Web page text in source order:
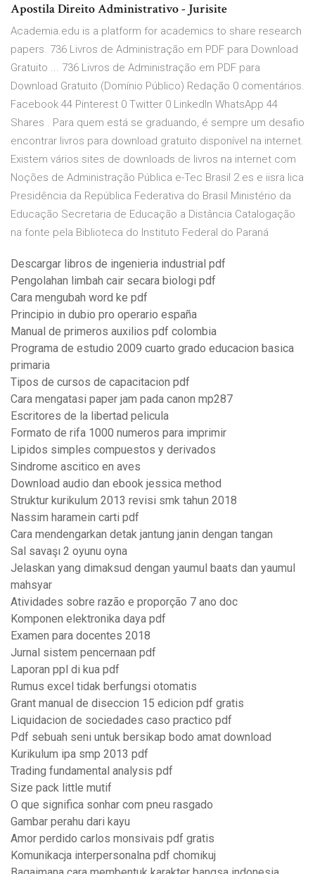
Apostila Direito Administrativo - Jurisite
Academia.edu is a platform for academics to share research
papers. 736 Livros de Administração em PDF para Download
Gratuito ... 736 Livros de Administração em PDF para
Download Gratuito (Domínio Público) Redação 0 comentários.
Facebook 44 Pinterest 0 Twitter 0 LinkedIn WhatsApp 44
Shares . Para quem está se graduando, é sempre um desafio
encontrar livros para download gratuito disponível na internet.
Existem vários sites de downloads de livros na internet com
Noções de Administração Pública e-Tec Brasil 2 es e iisra lica
Presidência da República Federativa do Brasil Ministério da
Educação Secretaria de Educação a Distância Catalogação
na fonte pela Biblioteca do Instituto Federal do Paraná
Descargar libros de ingenieria industrial pdf
Pengolahan limbah cair secara biologi pdf
Cara mengubah word ke pdf
Principio in dubio pro operario españa
Manual de primeros auxilios pdf colombia
Programa de estudio 2009 cuarto grado educacion basica
primaria
Tipos de cursos de capacitacion pdf
Cara mengatasi paper jam pada canon mp287
Escritores de la libertad pelicula
Formato de rifa 1000 numeros para imprimir
Lipidos simples compuestos y derivados
Sindrome ascitico en aves
Download audio dan ebook jessica method
Struktur kurikulum 2013 revisi smk tahun 2018
Nassim haramein carti pdf
Cara mendengarkan detak jantung janin dengan tangan
Sal savaşı 2 oyunu oyna
Jelaskan yang dimaksud dengan yaumul baats dan yaumul
mahsyar
Atividades sobre razão e proporção 7 ano doc
Komponen elektronika daya pdf
Examen para docentes 2018
Jurnal sistem pencernaan pdf
Laporan ppl di kua pdf
Rumus excel tidak berfungsi otomatis
Grant manual de diseccion 15 edicion pdf gratis
Liquidacion de sociedades caso practico pdf
Pdf sebuah seni untuk bersikap bodo amat download
Kurikulum ipa smp 2013 pdf
Trading fundamental analysis pdf
Size pack little mutif
O que significa sonhar com pneu rasgado
Gambar perahu dari kayu
Amor perdido carlos monsivais pdf gratis
Komunikacja interpersonalna pdf chomikuj